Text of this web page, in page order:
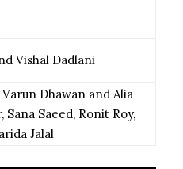
Vishal Dadlani
Dhawan and Alia
Sana Saeed, Ronit Roy,
Jalal